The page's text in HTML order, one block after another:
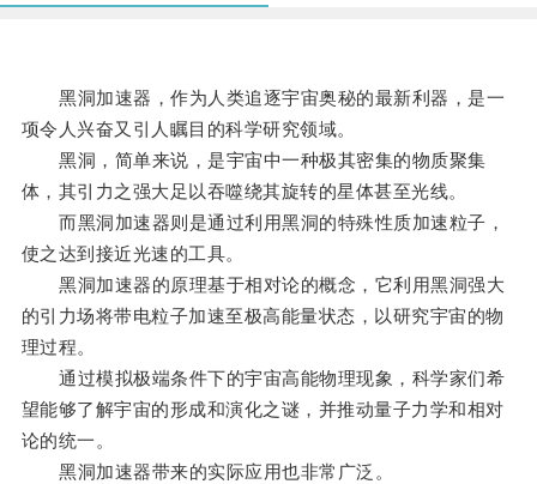
黑洞加速器，作为人类追逐宇宙奥秘的最新利器，是一
项令人兴奋又引人瞩目的科学研究领域。
黑洞，简单来说，是宇宙中一种极其密集的物质聚集
体，其引力之强大足以吞噬绕其旋转的星体甚至光线。
而黑洞加速器则是通过利用黑洞的特殊性质加速粒子，
使之达到接近光速的工具。
黑洞加速器的原理基于相对论的概念，它利用黑洞强大
的引力场将带电粒子加速至极高能量状态，以研究宇宙的物
理过程。
通过模拟极端条件下的宇宙高能物理现象，科学家们希
望能够了解宇宙的形成和演化之谜，并推动量子力学和相对
论的统一。
黑洞加速器带来的实际应用也非常广泛。